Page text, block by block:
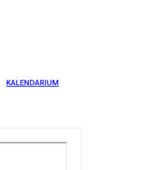
KALENDARIUM